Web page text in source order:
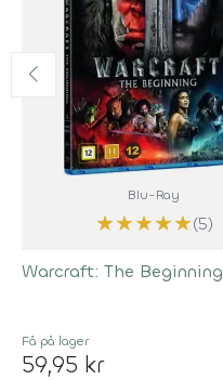
Blu-Ray
★★★★★(5)
Warcraft: The Beginning
Få på lager
59,95 kr